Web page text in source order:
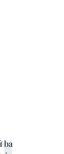
ba